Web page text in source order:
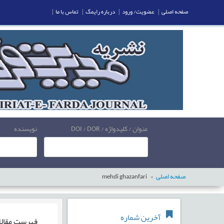
عنوان / کلیدواژه / DOI / DOR نویسنده
صفحه اصلی mehdi ghazanfari
آخرین شماره
صفحه اصلی | عضویت/ ورود | درباره رایمگ | تماس با ما |